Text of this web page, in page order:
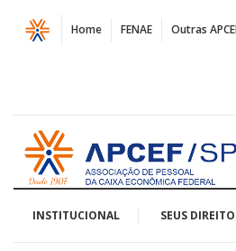
Página
Reunião
supervisores
tesoureiros
define
Home FENAE Outras
Acessar
página
inicial
INSTITUCIONAL SEUS